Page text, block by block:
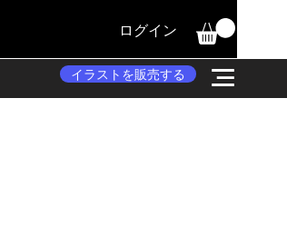
ログイン
イラストを販売する